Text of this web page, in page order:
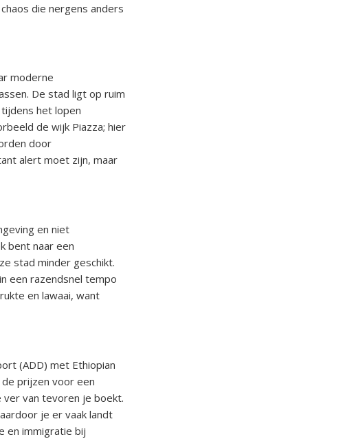
die nergens anders
moderne
De stad ligt op ruim
het lopen
de wijk Piazza; hier
door
alert moet zijn, maar
en niet
bent naar een
stad minder geschikt.
een razendsnel tempo
en lawaai, want
(ADD) met Ethiopian
prijzen voor een
ver van tevoren je boekt.
je er vaak landt
en immigratie bij